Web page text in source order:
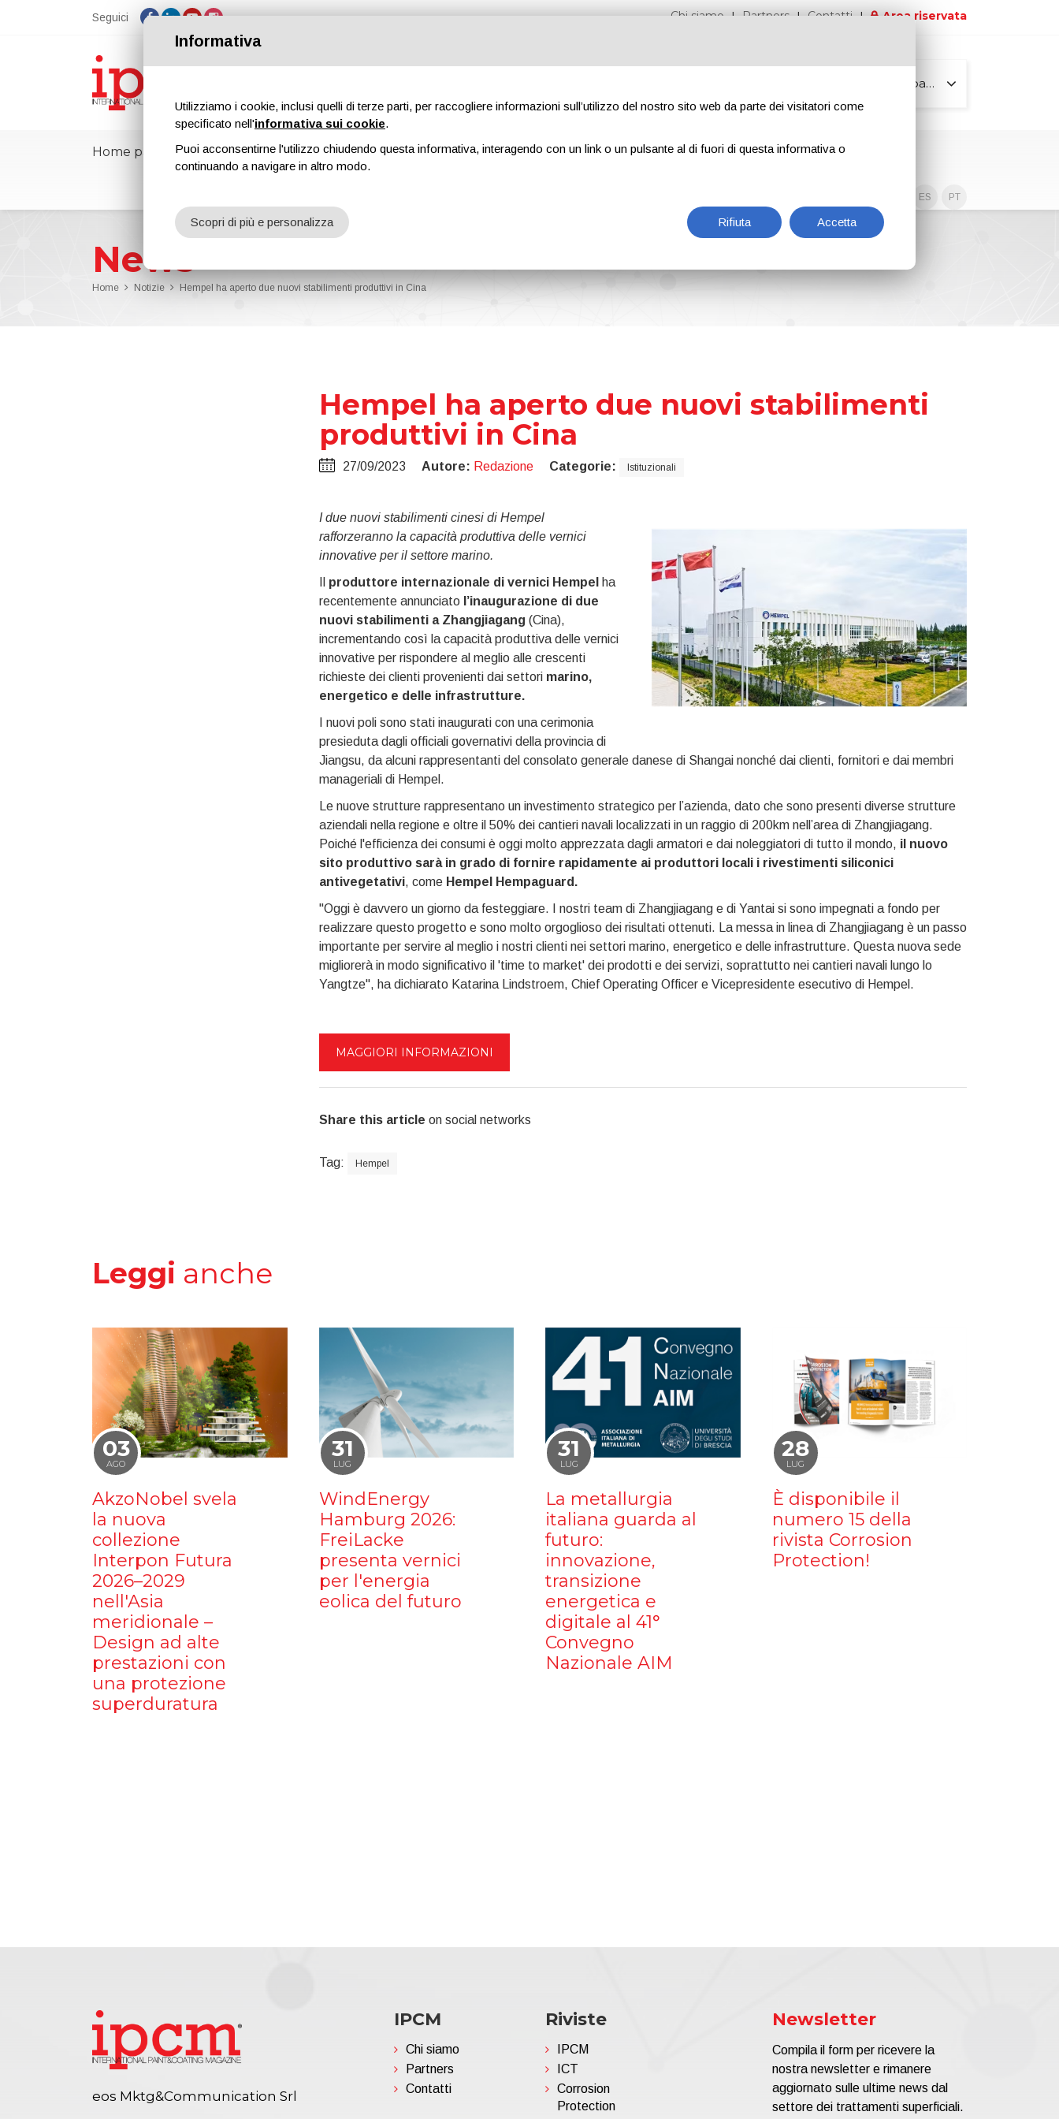
Seguici Chi siamo Partners Contatti Area riservata
Tutte le pagine
Home page ipcmPedia Notizie Fiere Formazione Riviste Pubblicità Blog Contenuti esclusivi
ES PT
News
Home Notizie Hempel ha aperto due nuovi stabilimenti produttivi in Cina
Hempel ha aperto due nuovi stabilimenti
produttivi in Cina
27/09/2023 Autore: Redazione Categorie: Istituzionali
I due nuovi stabilimenti cinesi di Hempel
rafforzeranno la capacità produttiva delle vernici
innovative per il settore marino.
produttore internazionale di vernici Hempel
ha
recentemente annunciato l’inaugurazione di due
nuovi stabilimenti a Zhangjiagang (Cina),
incrementando così la capacità produttiva delle vernici
innovative per rispondere al meglio alle crescenti
richieste dei clienti provenienti dai settori marino,
energetico e delle infrastrutture.
I nuovi poli sono stati inaugurati con una cerimonia
presieduta dagli officiali governativi della provincia di
Jiangsu, da alcuni rappresentanti del consolato generale danese di Shangai nonché dai clienti, fornitori e dai membri
manageriali di Hempel.
Le nuove strutture rappresentano un investimento strategico per l’azienda, dato che sono presenti diverse strutture
aziendali nella regione e oltre il 50% dei cantieri navali localizzati in un raggio di 200km nell’area di Zhangjiagang.
Poiché l'efficienza dei consumi è oggi molto apprezzata dagli armatori e dai noleggiatori di tutto il mondo, il nuovo
sito produttivo sarà in grado di fornire rapidamente ai produttori locali i rivestimenti siliconici
antivegetativi, come Hempel Hempaguard.
"Oggi è davvero un giorno da festeggiare. I nostri team di Zhangjiagang e di Yantai si sono impegnati a fondo per
realizzare questo progetto e sono molto orgoglioso dei risultati ottenuti. La messa in linea di Zhangjiagang è un passo
importante per servire al meglio i nostri clienti nei settori marino, energetico e delle infrastrutture. Questa nuova sede
migliorerà in modo significativo il 'time to market' dei prodotti e dei servizi, soprattutto nei cantieri navali lungo lo
Yangtze", ha dichiarato Katarina Lindstroem, Chief Operating Officer e Vicepresidente esecutivo di Hempel.
MAGGIORI INFORMAZIONI
Share this article on social networks
Tag: Hempel
Leggi anche
03
AGO
AkzoNobel svela
la nuova
collezione
Interpon Futura
2026–2029
nell'Asia
meridionale –
Design ad alte
prestazioni con
una protezione
superduratura
31
LUG
WindEnergy
Hamburg 2026:
FreiLacke
presenta vernici
per l'energia
eolica del futuro
31
LUG
La metallurgia
italiana guarda al
futuro:
innovazione,
transizione
energetica e
digitale al 41°
Convegno
Nazionale AIM
28
LUG
È disponibile il
numero 15 della
rivista Corrosion
Protection!
eos Mktg&Communication Srl
IPCM
Chi siamo
Partners
Contatti
Riviste
IPCM
ICT
Corrosion
Protection
Newsletter
Compila il form per ricevere la
nostra newsletter e rimanere
aggiornato sulle ultime news dal
settore dei trattamenti superficiali.
Informativa
Utilizziamo i cookie, inclusi quelli di terze parti, per raccogliere informazioni sull’utilizzo del nostro sito web da parte dei visitatori come
specificato nell'informativa sui cookie.
Puoi acconsentirne l'utilizzo chiudendo questa informativa, interagendo con un link o un pulsante al di fuori di questa informativa o
continuando a navigare in altro modo.
Rifiuta Accetta
Scopri di più e personalizza